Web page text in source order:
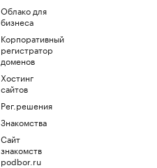
Облако для
бизнеса
Корпоративный
регистратор
доменов
Хостинг
сайтов
Рег.решения
Знакомства
Сайт
знакомств
podbor.ru